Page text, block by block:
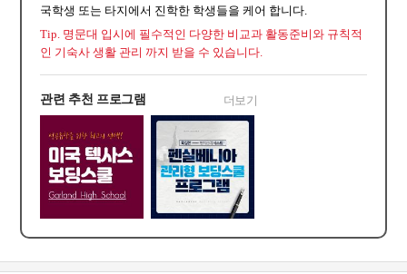
국학생 또는 타지에서 진학한 학생들을 케어 합니다.
Tip. 명문대 입시에 필수적인 다양한 비교과 활동준비와 규칙적
인 기숙사 생활 관리 까지 받을 수 있습니다.
관련 추천 프로그램 더보기